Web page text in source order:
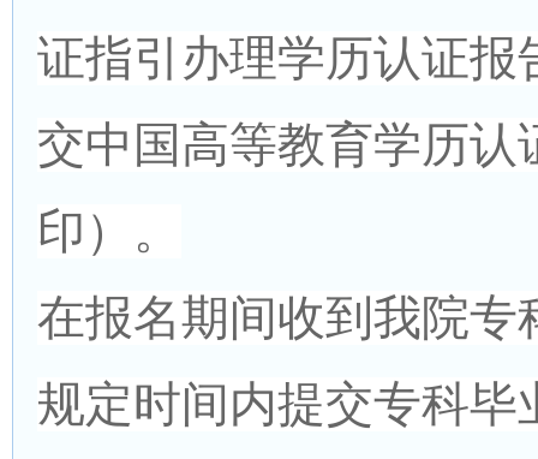
证指引办理学历认证报
交中国高等教育学历
印）。
在报名期间收到我院
规定时间内提交专科